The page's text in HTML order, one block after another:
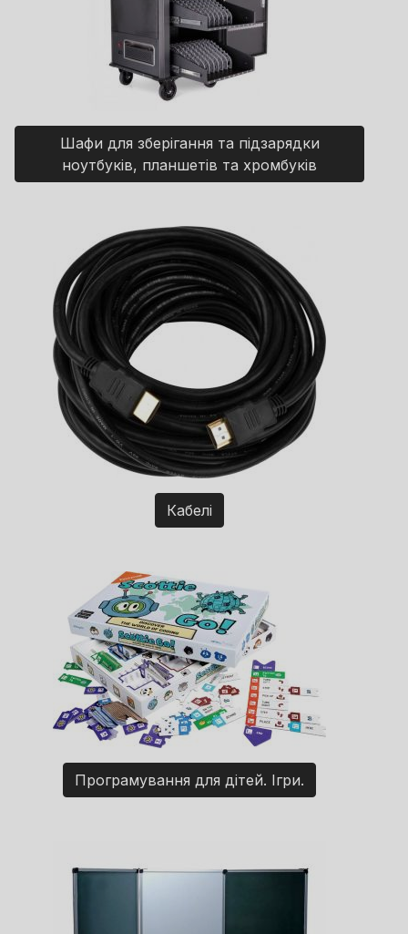
Шафи для зберігання та підзарядки
ноутбуків, планшетів та хромбуків
Кабелі
Програмування для дітей. Ігри.